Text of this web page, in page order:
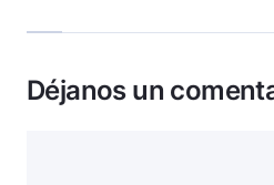
Déjanos un